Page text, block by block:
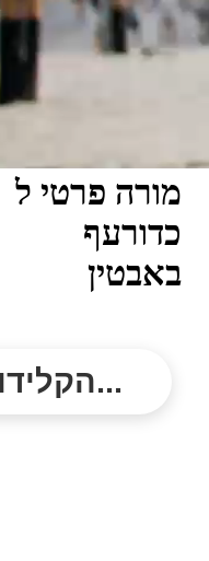
מורה פרטי ל
כדורעף
באבטין
הקלידו נושא לימוד...